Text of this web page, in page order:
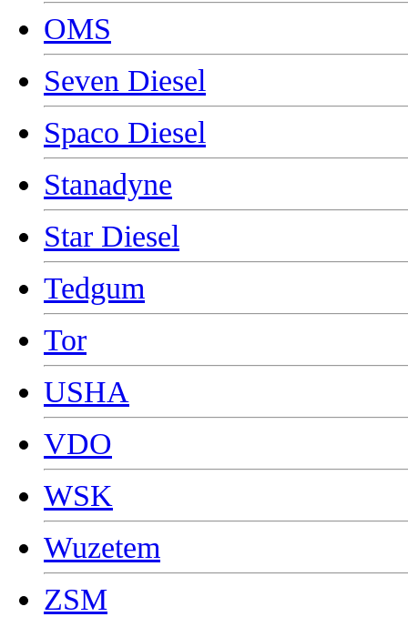
OMS
Seven Diesel
Spaco Diesel
Stanadyne
Star Diesel
Tedgum
Tor
USHA
VDO
WSK
Wuzetem
ZSM